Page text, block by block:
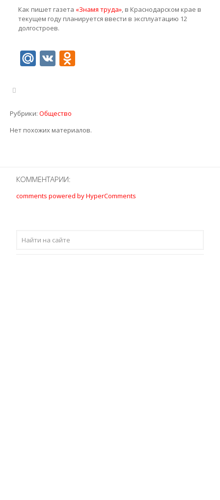
Как пишет газета «Знамя труда», в Краснодарском крае в
текущем году планируется ввести в эксплуатацию 12
долгостроев.
Mail.Ru
VKOdnoklassniki
Рубрики: Общество
Нет похожих материалов.
КОММЕНТАРИИ:
comments powered by HyperComments